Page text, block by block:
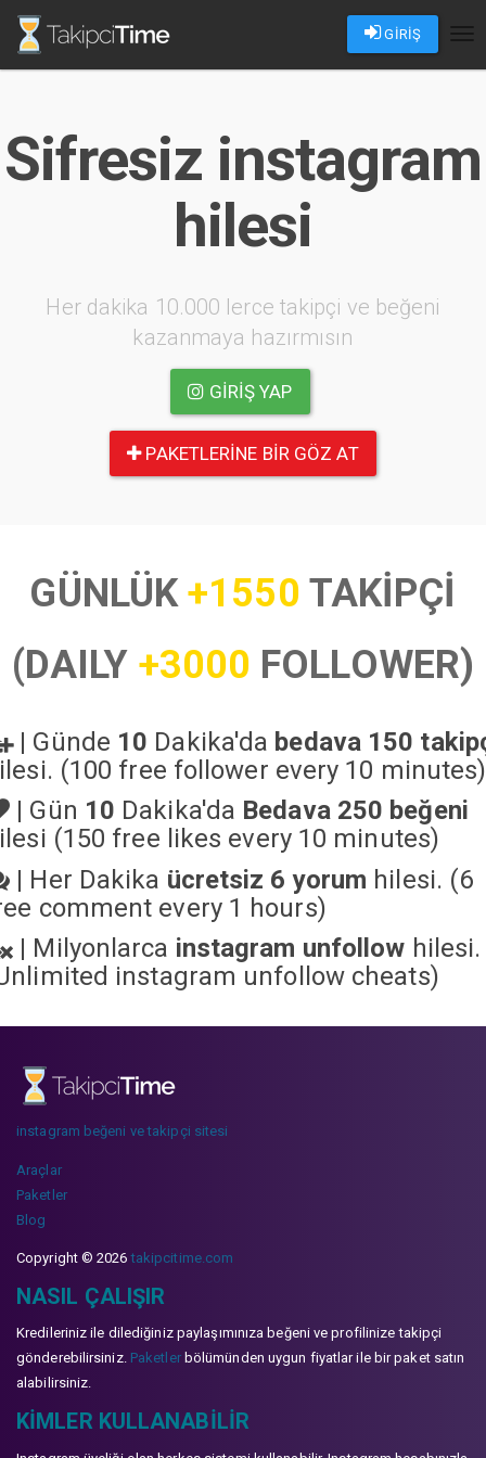
GİRİŞ
Sifresiz instagram
hilesi
Her dakika 10.000 lerce takipçi ve beğeni
kazanmaya hazırmısın
GIRIŞ YAP
PAKETLERINE BIR GÖZ AT
GÜNLÜK+1550 TAKİPÇİ
(DAILY +3000 FOLLOWER)
| Günde 10 Dakika'da bedava 150
(100 free follower every 10 minutes)
| Gün 10 Dakika'da Bedava 250 beğeni
(150 free likes every 10 minutes)
| Her Dakika ücretsiz 6 yorum hilesi. (6
comment every 1 hours)
| Milyonlarca instagram unfollow hilesi.
instagram unfollow cheats)
instagram beğeni ve takipçi sitesi
Araçlar
Paketler
Blog
Copyright © 2026takipcitime.com
NASIL ÇALIŞIR
Kredileriniz ile dilediğiniz paylaşımınıza beğeni ve profilinize takipçi
gönderebilirsiniz. Paketlerbölümünden uygun fiyatlar ile bir paket satın
alabilirsiniz.
KIMLER KULLANABILIR